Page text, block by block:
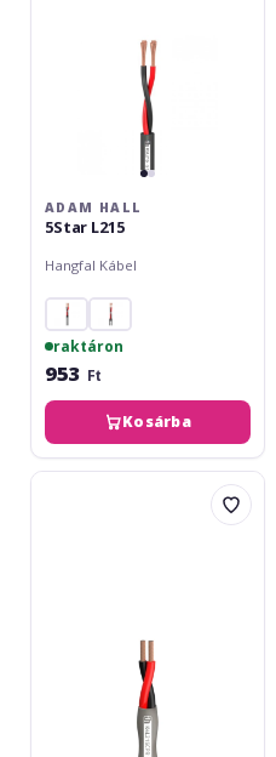
ADAM HALL
5Star L215
Hangfal Kábel
raktáron
953 Ft
Kosárba
Adam